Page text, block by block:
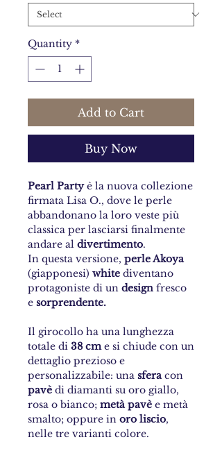
Quantity *
Add to Cart
Buy Now
Pearl Partyè la nuova collezione
firmata Lisa O., dove le perle
abbandonano la loro veste più
classica per lasciarsi finalmente
andare al divertimento.
In questa versione, perle Akoya
(giapponesi) white diventano
protagoniste di un design fresco
e sorprendente.
Il girocollo ha una lunghezza
totale di 38 cme si chiude con un
dettaglio prezioso e
personalizzabile: una sferacon
pavè di diamanti su oro giallo,
rosa o bianco; metà pavè e metà
smalto; oppure in oro liscio,
nelle tre varianti colore.